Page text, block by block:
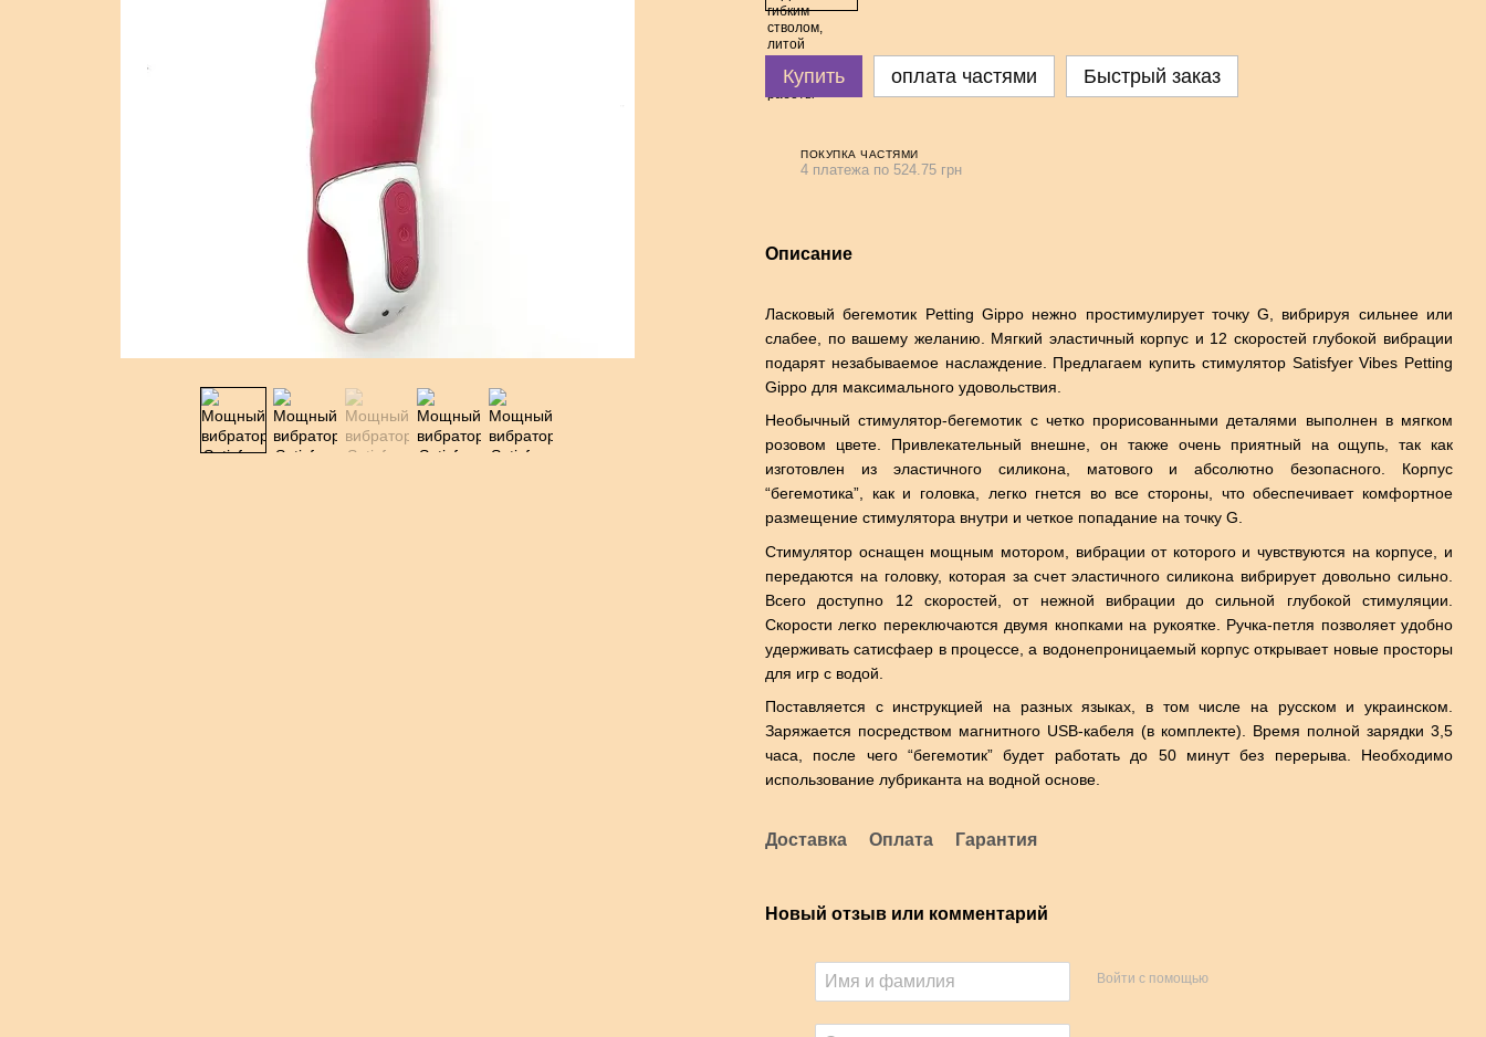
Купить оплата частями Быстрый заказ
ПОКУПКА ЧАСТЯМИ
4 платежа по 524.75 грн
Описание
Ласковый бегемотик Petting Gippo нежно простимулирует точку G, вибрируя сильнее или
слабее, по вашему желанию. Мягкий эластичный корпус и 12 скоростей глубокой вибрации
подарят незабываемое наслаждение. Предлагаем купить стимулятор Satisfyer Vibes Petting
Gippo для максимального удовольствия.
Необычный стимулятор-бегемотик с четко прорисованными деталями выполнен в мягком
розовом цвете. Привлекательный внешне, он также очень приятный на ощупь, так как
изготовлен из эластичного силикона, матового и абсолютно безопасного. Корпус
“бегемотика”, как и головка, легко гнется во все стороны, что обеспечивает комфортное
размещение стимулятора внутри и четкое попадание на точку G.
Стимулятор оснащен мощным мотором, вибрации от которого и чувствуются на корпусе, и
передаются на головку, которая за счет эластичного силикона вибрирует довольно сильно.
Всего доступно 12 скоростей, от нежной вибрации до сильной глубокой стимуляции.
Скорости легко переключаются двумя кнопками на рукоятке. Ручка-петля позволяет удобно
удерживать сатисфаер в процессе, а водонепроницаемый корпус открывает новые просторы
для игр с водой.
Поставляется с инструкцией на разных языках, в том числе на русском и украинском.
Заряжается посредством магнитного USB-кабеля (в комплекте). Время полной зарядки 3,5
часа, после чего “бегемотик” будет работать до 50 минут без перерыва. Необходимо
использование лубриканта на водной основе.
Доставка Оплата Гарантия
Новый отзыв или комментарий
Войти с помощью